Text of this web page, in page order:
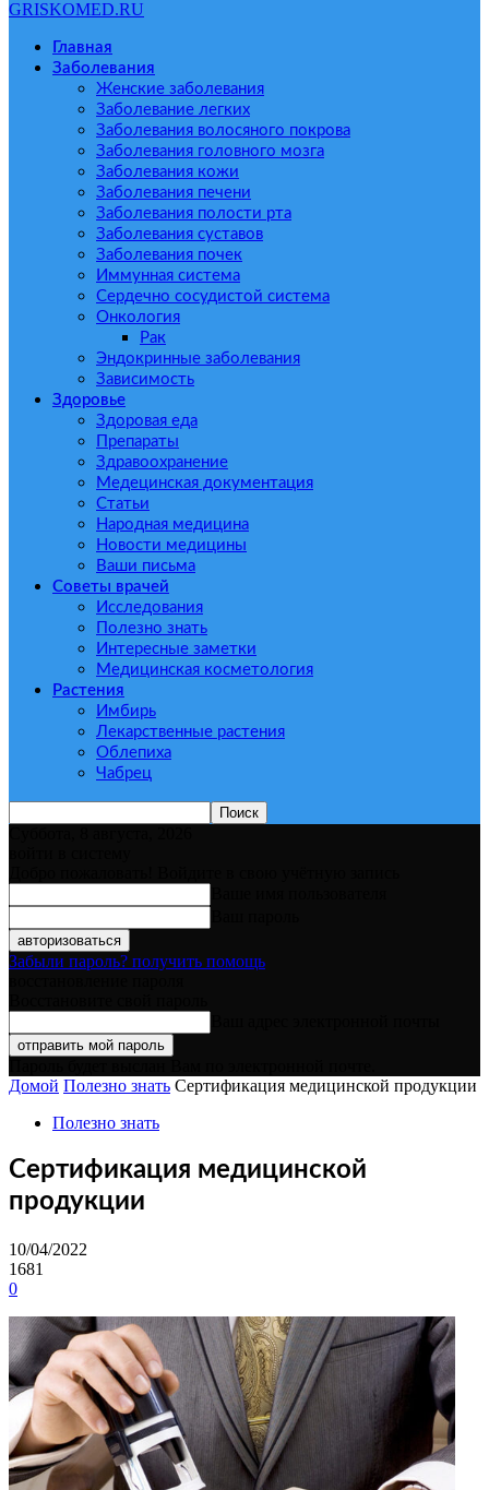
GRISKOMED.RU
Главная
Заболевания
Женские заболевания
Заболевание легких
Заболевания волосяного покрова
Заболевания головного мозга
Заболевания кожи
Заболевания печени
Заболевания полости рта
Заболевания суставов
Заболевания почек
Иммунная система
Сердечно сосудистой система
Онкология
Рак
Эндокринные заболевания
Зависимость
Здоровье
Здоровая еда
Препараты
Здравоохранение
Медецинская документация
Статьи
Народная медицина
Новости медицины
Ваши письма
Советы врачей
Исследования
Полезно знать
Интересные заметки
Медицинская косметология
Растения
Имбирь
Лекарственные растения
Облепиха
Чабрец
Забыли пароль? получить помощь
Домой Полезно знать Сертификация медицинской продукции
Полезно знать
Сертификация медицинской
продукции
10/04/2022
1681
0